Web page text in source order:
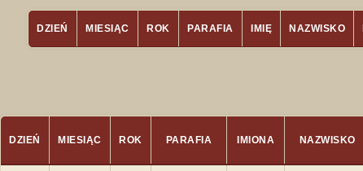
DZIEŃ MIESIĄC ROK PARAFIA IMIĘ NAZWISKO
DZIEŃ MIESIĄC ROK PARAFIA IMIONA NAZWISKO